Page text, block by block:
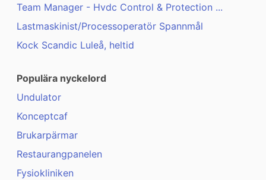
Team Manager - Hvdc Control & Protection ...
Lastmaskinist/Processoperatör Spannmål
Kock Scandic Luleå, heltid
Populära nyckelord
Undulator
Konceptcaf
Brukarpärmar
Restaurangpanelen
Fysiokliniken